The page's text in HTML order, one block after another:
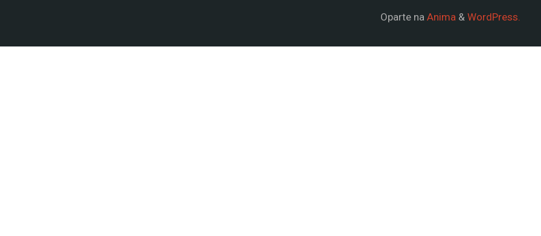
Oparte na Anima & WordPress.